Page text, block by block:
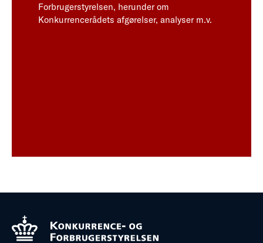
Forbrugerstyrelsen, herunder om
Konkurrencerådets afgørelser, analyser m.v.